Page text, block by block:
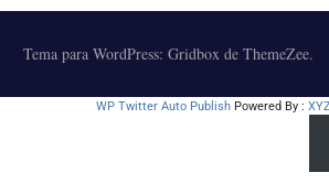
Tema para WordPress: Gridbox de ThemeZee.
WP Twitter Auto Publish Powered By :